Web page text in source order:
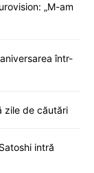
„M-am
într-
zile de căutări
intră